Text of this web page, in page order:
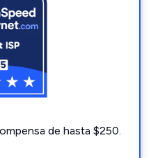
de hasta $250.